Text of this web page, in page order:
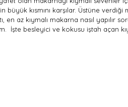
kısmını karşılar. Üstüne verdiği
az kıymalı makarna nasıl yapılır
İşte besleyici ve kokusu iştah açan